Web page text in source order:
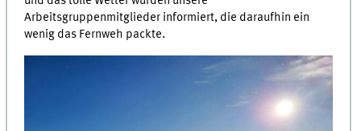
Arbeitsgruppenmitglieder informiert, die daraufhin ein
wenig das Fernweh packte.